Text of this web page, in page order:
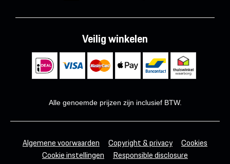
Veilig winkelen
Alle genoemde prijzen zijn inclusief BTW.
Algemene voorwaarden Copyright & privacy
Cookies
Cookie instellingen
Responsible disclosure